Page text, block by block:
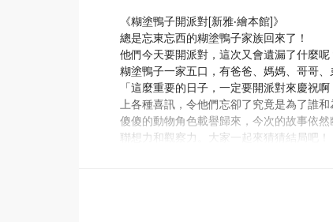
《糊塗鴨子開派對[新雅‧繪本館]》
總是忘東忘西的糊塗鴨子家族回來了！
他們今天要開派對，這次又會遺漏了什麼呢
糊塗鴨子一家五口，有爸爸、媽媽、哥哥
「這麼重要的日子，一定要開派對來慶祝
上各種喜訊，令他們忘卻了究竟是為了誰
傻傻的動物角色載譽歸來，今次的故事依
聯想力和觀察力。大家一起來猜猜結局吧！